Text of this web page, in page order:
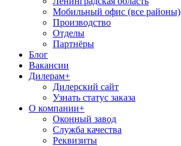
Мобильный офис (все районы)
Производство
Отделы
Партнёры
Блог
Вакансии
Дилерам+
Дилерский сайт
Узнать статус заказа
О компании+
Оконный завод
Служба качества
Реквизиты